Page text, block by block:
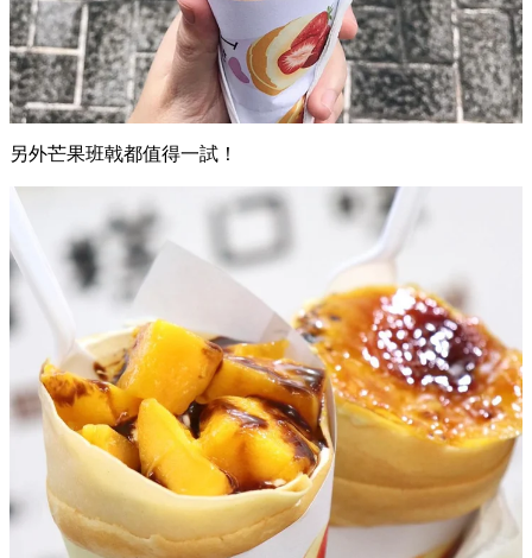
另外芒果班戟都值得一試！